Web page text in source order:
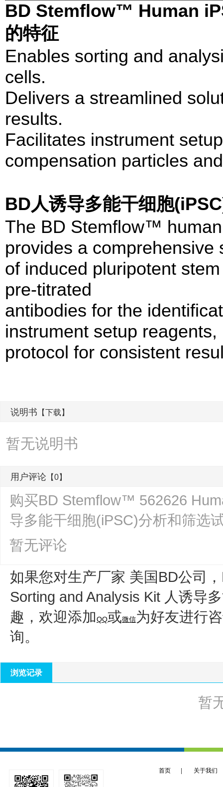
BD Stemflow™ Human
的特征
Enables sorting and
cells.
Delivers a streamlined
results.
Facilitates instrument
compensation particles
BD人诱导多能干细胞
The BD Stemflow™
provides a
of induced pluripotent
pre-titrated
antibodies for the
instrument setup
protocol for consistent
说明书 【下载】
暂无说明书
用户评论 【0】
购买BD Stemflow™ 562626
导多能干细胞(iPSC)分析和筛选
暂无评论
如果您对生产厂家 美国BD公司，
Sorting and Analysis Kit 人诱导
趣，欢迎添加QQ或微信为好友进行
询。
浏览记录
暂
首页 关于我们